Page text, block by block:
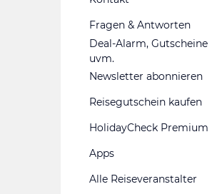
Fragen & Antworten
Deal-Alarm, Gutscheine
uvm.
Newsletter abonnieren
Reisegutschein kaufen
HolidayCheck Premium
Apps
Alle Reiseveranstalter